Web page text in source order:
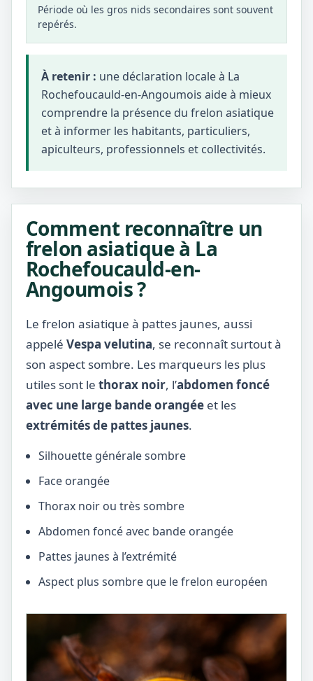
Période où les gros nids secondaires sont souvent
repérés.
À retenir : une déclaration locale à La
Rochefoucauld-en-Angoumois aide à mieux
comprendre la présence du frelon asiatique
et à informer les habitants, particuliers,
apiculteurs, professionnels et collectivités.
Comment reconnaître un
frelon asiatique à La
Rochefoucauld-en-
Angoumois ?
Le frelon asiatique à pattes jaunes, aussi
appelé Vespa velutina, se reconnaît surtout à
son aspect sombre. Les marqueurs les plus
utiles sont le thorax noir, l’abdomen foncé
avec une large bande orangée et les
extrémités de pattes jaunes.
Silhouette générale sombre
Face orangée
Thorax noir ou très sombre
Abdomen foncé avec bande orangée
Pattes jaunes à l’extrémité
Aspect plus sombre que le frelon européen